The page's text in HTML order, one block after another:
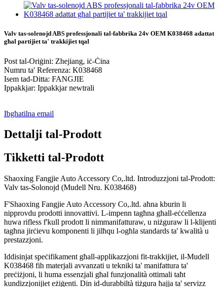
Valv tas-solenojd ABS professjonali tal-fabbrika 24v OEM K038468 adattat
għal partijiet ta' trakkijiet tqal
Post tal-Oriġini: Zhejiang, iċ-Ċina
Numru ta' Referenza: K038468
Isem tad-Ditta: FANGJIE
Ippakkjar: Ippakkjar newtrali
Ibgħatilna email
Dettalji tal-Prodott
Tikketti tal-Prodott
Shaoxing Fangjie Auto Accessory Co,.ltd. Introduzzjoni tal-Prodott:
Valv tas-Solonojd (Mudell Nru. K038468)
F'Shaoxing Fangjie Auto Accessory Co,.ltd. aħna kburin li
nipprovdu prodotti innovattivi. L-impenn tagħna għall-eċċellenza
huwa rifless f'kull prodott li nimmanifatturaw, u niżguraw li l-klijenti
tagħna jirċievu komponenti li jilħqu l-ogħla standards ta' kwalità u
prestazzjoni.
Iddisinjat speċifikament għall-applikazzjoni fit-trakkijiet, il-Mudell
K038468 fih materjali avvanzati u tekniki ta' manifattura ta'
preċiżjoni, li huma essenzjali għal funzjonalità ottimali taħt
kundizzjonijiet eżiġenti. Din id-durabbiltà tiżgura ħajja ta' servizz